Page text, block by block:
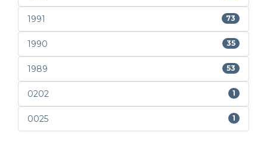
1991 73
1990 35
1989 53
0202 1
0025 1